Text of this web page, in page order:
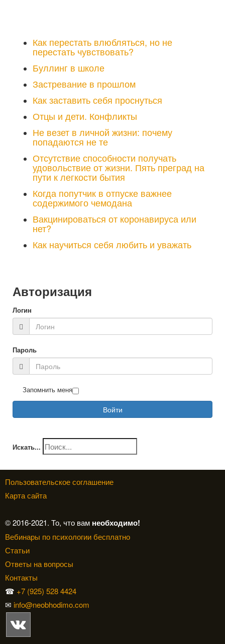
Как перестать влюбляться, но не
перестать чувствовать?
Буллинг в школе
Застревание в прошлом
Как заставить себя проснуться
Отцы и дети. Конфликты
Не везет в личной жизни: почему
попадаются не те
Отсутствие способности получать
удовольствие от жизни. Пять преград на
пути к легкости бытия
Когда попутчик в отпуске важнее
содержимого чемодана
Вакцинироваться от коронавируса или
нет?
Как научиться себя любить и уважать
Авторизация
Логин
Пароль
Запомнить меня
Войти
Искать...
Пользовательское соглашение
Карта сайта
© 2016-2021. То, что вам необходимо!
Вебинары по психологии бесплатно
Статьи
Ответы на вопросы
Контакты
☎ +7 (925) 528 4424
✉ info@neobhodimo.com